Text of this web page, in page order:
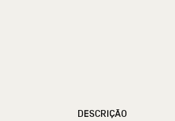
DESCRIÇÃO